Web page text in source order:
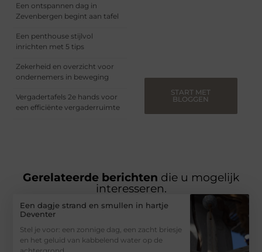
Een ontspannen dag in
Zevenbergen begint aan tafel
Een penthouse stijlvol
inrichten met 5 tips
Zekerheid en overzicht voor
ondernemers in beweging
Vergadertafels 2e hands voor
een efficiënte vergaderruimte
START MET
BLOGGEN
Gerelateerde berichten die u mogelijk
interesseren.
Een dagje strand en smullen in hartje
Deventer
Stel je voor: een zonnige dag, een zacht briesje
en het geluid van kabbelend water op de